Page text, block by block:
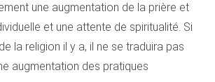
une augmentation de la prière et
et une attente de spiritualité. Si
la religion il y a, il ne se traduira pas
augmentation des pratiques